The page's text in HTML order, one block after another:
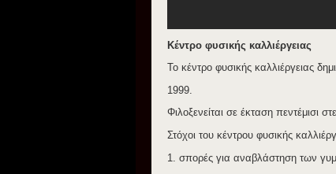
Κέντρο φυσικής καλλιέργειας
Το κέντρο φυσικής καλλιέργειας
1999.
Φιλοξενείται σε έκταση πεντέμισι
Στόχοι του κέντρου φυσικής
1. σπορές για αναβλάστηση των